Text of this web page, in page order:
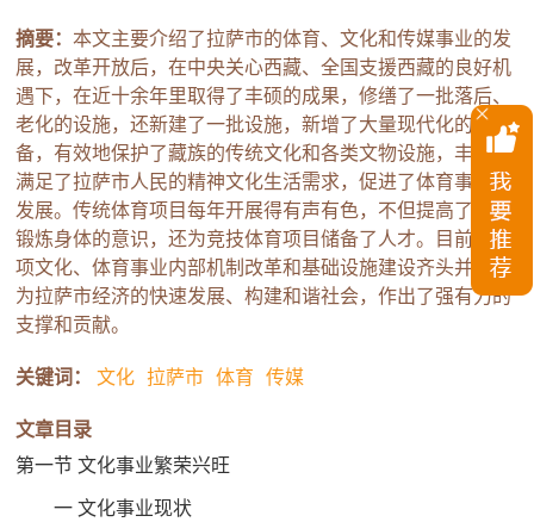
摘要：本文主要介绍了拉萨市的体育、文化和传媒事业的发
展，改革开放后，在中央关心西藏、全国支援西藏的良好机
遇下，在近十余年里取得了丰硕的成果，修缮了一批落后、
老化的设施，还新建了一批设施，新增了大量现代化的设
备，有效地保护了藏族的传统文化和各类文物设施，丰富和
满足了拉萨市人民的精神文化生活需求，促进了体育事业的
发展。传统体育项目每年开展得有声有色，不但提高了群众
锻炼身体的意识，还为竞技体育项目储备了人才。目前，各
项文化、体育事业内部机制改革和基础设施建设齐头并进，
为拉萨市经济的快速发展、构建和谐社会，作出了强有力的
支撑和贡献。
关键词： 文化 拉萨市 体育 传媒
文章目录
第一节 文化事业繁荣兴旺
一 文化事业现状